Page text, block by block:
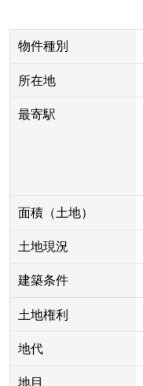
物件種別
所在地
最寄駅
面積（土地）
土地現況
建築条件
土地権利
地代
地目